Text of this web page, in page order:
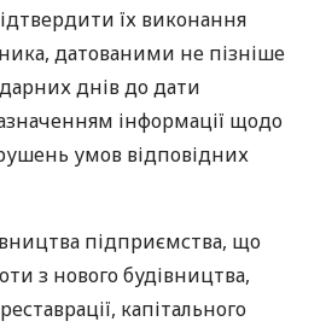
їх виконання
датованими не пізніше
днів до дати
інформації щодо
умов відповідних
підприємства, що
з нового будівництва,
капітального